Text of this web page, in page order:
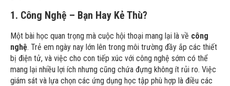
1. Công Nghệ – Bạn Hay Kẻ Thù?
Một bài học quan trọng mà cuộc hội thoại mang lại là về công
nghệ. Trẻ em ngày nay lớn lên trong môi trường đầy ắp các thiết
bị điện tử, và việc cho con tiếp xúc với công nghệ sớm có thể
mang lại nhiều lợi ích nhưng cũng chứa đựng không ít rủi ro. Việc
giám sát và lựa chọn các ứng dụng học tập phù hợp là điều các